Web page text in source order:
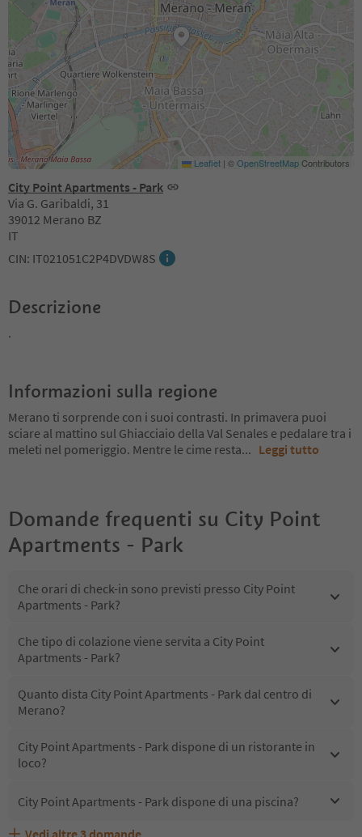
City Point Apartments - Park
Via G. Garibaldi, 31
39012 Merano BZ
IT
CIN: IT021051C2P4DVDW8S
Leaflet | ©OpenStreetMapContributors
Descrizione
.
Informazioni sulla regione
Merano ti sorprende con i suoi contrasti. In primavera puoi
sciare al mattino sul Ghiacciaio della Val Senales e pedalare tra i
meleti nel pomeriggio. Mentre le cime resta... Leggi tutto
Domande frequenti su City Point
Apartments - Park
Che orari di check-in sono previsti presso City Point
Apartments - Park?
Che tipo di colazione viene servita a City Point
Apartments - Park?
Quanto dista City Point Apartments - Park dal centro di
Merano?
City Point Apartments - Park dispone di un ristorante in
loco?
City Point Apartments - Park dispone di una piscina?
Vedi altre 3 domande